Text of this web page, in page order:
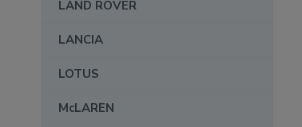
LAND ROVER
LANCIA
LOTUS
McLAREN